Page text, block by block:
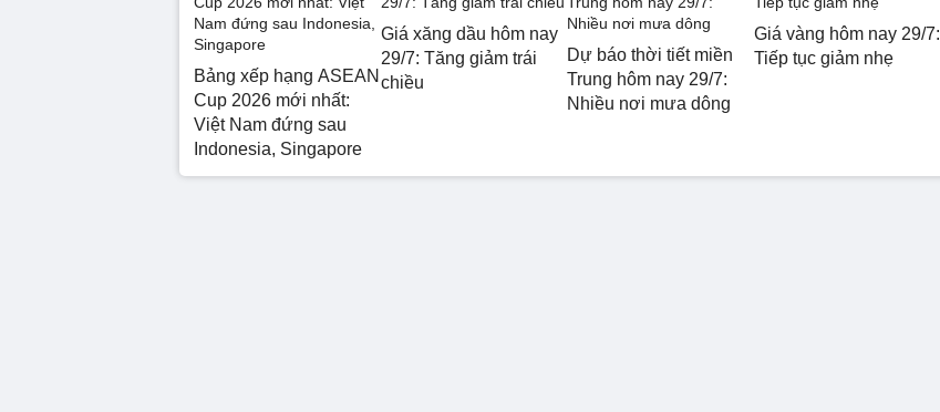
Bảng xếp hạng ASEAN
Cup 2026 mới nhất:
Việt Nam đứng sau
Indonesia, Singapore
Giá xăng dầu hôm nay
29/7: Tăng giảm trái
chiều
Dự báo thời tiết miền
Trung hôm nay 29/7:
Nhiều nơi mưa dông
Giá vàng hôm nay 29/7:
Tiếp tục giảm nhẹ